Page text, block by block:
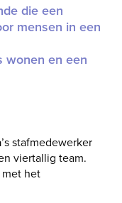
die een
mensen in een
wonen en een
stafmedewerker
viertallig team.
het